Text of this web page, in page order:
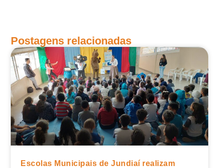
Postagens relacionadas
Escolas Municipais de Jundiaí realizam